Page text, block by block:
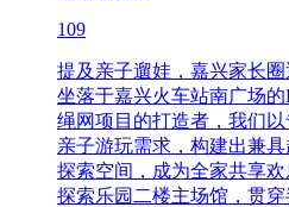
109
提及亲子遛娃，嘉兴家长
坐落于嘉兴火车站南广场
绳网项目的打造者，我们
亲子游玩需求，构建出兼
探索空间，成为全家共享
探索乐园二楼主场馆，贯